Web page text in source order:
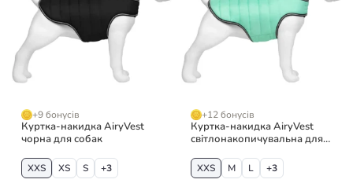
+9 бонусів
Куртка-накидка AiryVest
чорна для собак
XXS XS S +3
+12 бонусів
Куртка-накидка AiryVest
світлонакопичувальна для
XXS M L +3